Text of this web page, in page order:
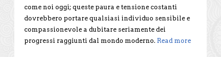
come noi oggi; queste paura e tensione costanti
dovrebbero portare qualsiasi individuo sensibile e
compassionevole a dubitare seriamente dei
progressi raggiunti dal mondo moderno. Read more